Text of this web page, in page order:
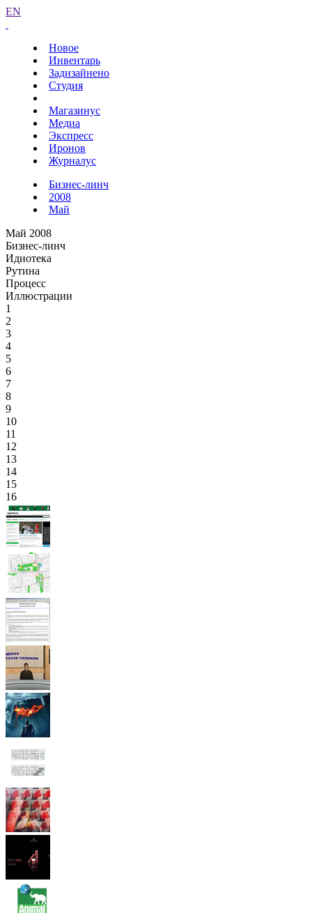
EN
Новое
Инвентарь
Задизайнено
Студия
Магазинус
Медиа
Экспресс
Иронов
Журналус
Бизнес-линч
2008
Май
Май 2008
Бизнес-линч
Идиотека
Рутина
Процесс
Иллюстрации
1
2
3
4
5
6
7
8
9
10
11
12
13
14
15
16